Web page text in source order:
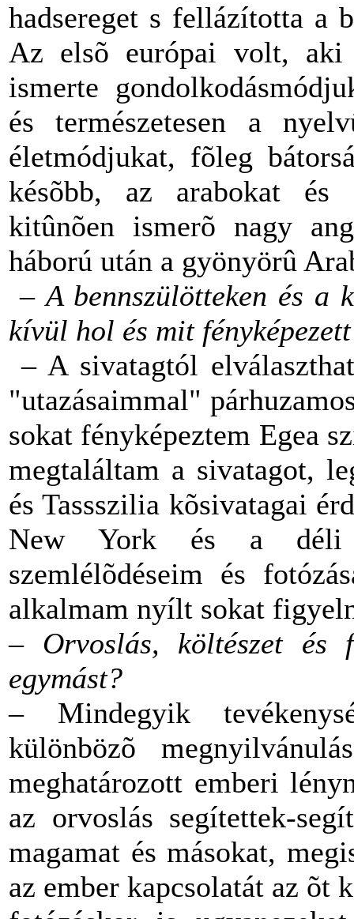
hadsereget s fellázította a
Az elsõ európai volt, aki
ismerte
és természetesen a
életmódjukat, fõleg
késõbb, az arabokat és
kitûnõen ismerõ nagy
háború után a gyönyörû
–A bennszülötteken és a
kívül hol és mit
– A sivatagtól
"utazásaimmal"
sokat fényképeztem Egea
megtaláltam a sivatagot,
és Tassszilia kõsivatagai
New York és a déli
szemlélõdéseim és
alkalmam nyílt sokat
– Orvoslás, költészet és
egymást?
– Mindegyik
különbözõ
meghatározott emberi
az orvoslás segítettek-
magamat és másokat,
az ember kapcsolatát az õt